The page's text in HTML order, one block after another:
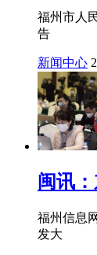
福州市人
告
新闻中心
闽讯
福州信息
发大